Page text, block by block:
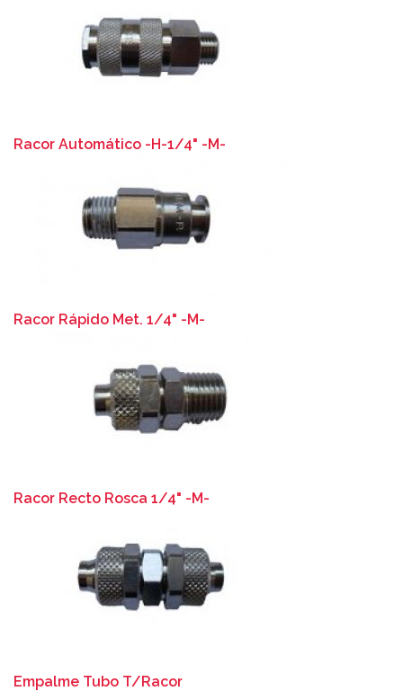
Racor Automático -H-1/4" -M-
Racor Rápido Met. 1/4" -M-
Racor Recto Rosca 1/4" -M-
Empalme Tubo T/Racor